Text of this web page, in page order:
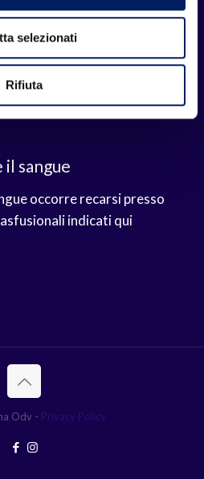
selezionati
Rifiuta
sangue
occorre recarsi presso
indicati qui
Odv - Privacy Policy